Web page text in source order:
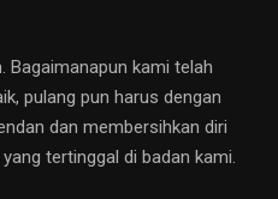
Bagaimanapun kami telah
pulang pun harus dengan
dan membersihkan diri
tertinggal di badan kami.